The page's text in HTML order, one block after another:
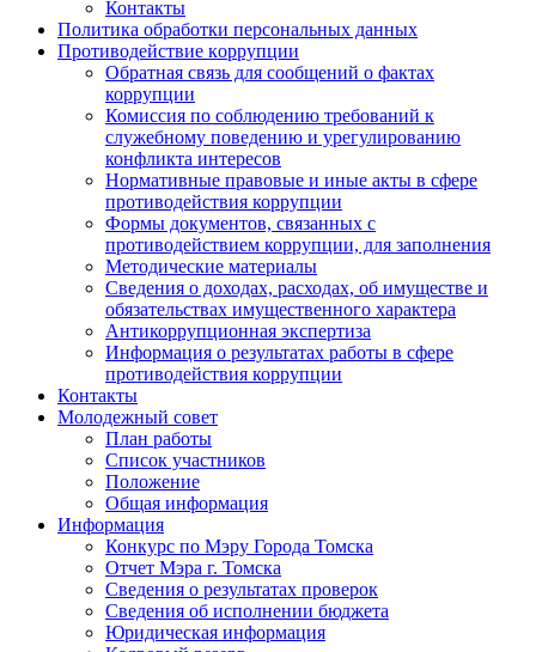
Контакты
Политика обработки персональных данных
Прoтивoдeйствие кoрpупции
Обратная связь для сообщений о фактах
коррупции
Комиссия по соблюдению требований к
служебному поведению и урегулированию
конфликта интересов
Нормативные правовые и иные акты в сфере
противодействия коррупции
Формы документов, связанных с
противодействием коррупции, для заполнения
Методические материалы
Сведения о доходах, расходах, об имуществе и
обязательствах имущественного характера
Антикоррупционная экспертиза
Информация о результатах работы в сфере
противодействия коррупции
Контакты
Молодежный совет
План работы
Список участников
Положение
Общая информация
Информация
Конкурс по Мэру Города Томска
Отчет Мэра г. Томска
Сведения о результатах проверок
Сведения об исполнении бюджета
Юридическая информация